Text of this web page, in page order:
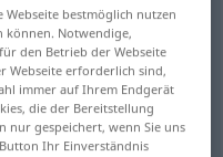
antippen)
Deckmantel
Webseite bestmöglich nutzen
können. Notwendige,
den Betrieb der Webseite
Webseite erforderlich sind,
immer auf Ihrem Endgerät
die der Bereitstellung
nur gespeichert, wenn Sie uns
Ihr Einverständnis